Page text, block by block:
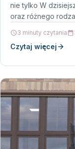
nie tylko W
oraz różnego
3 minuty czytania
Czytaj więcej